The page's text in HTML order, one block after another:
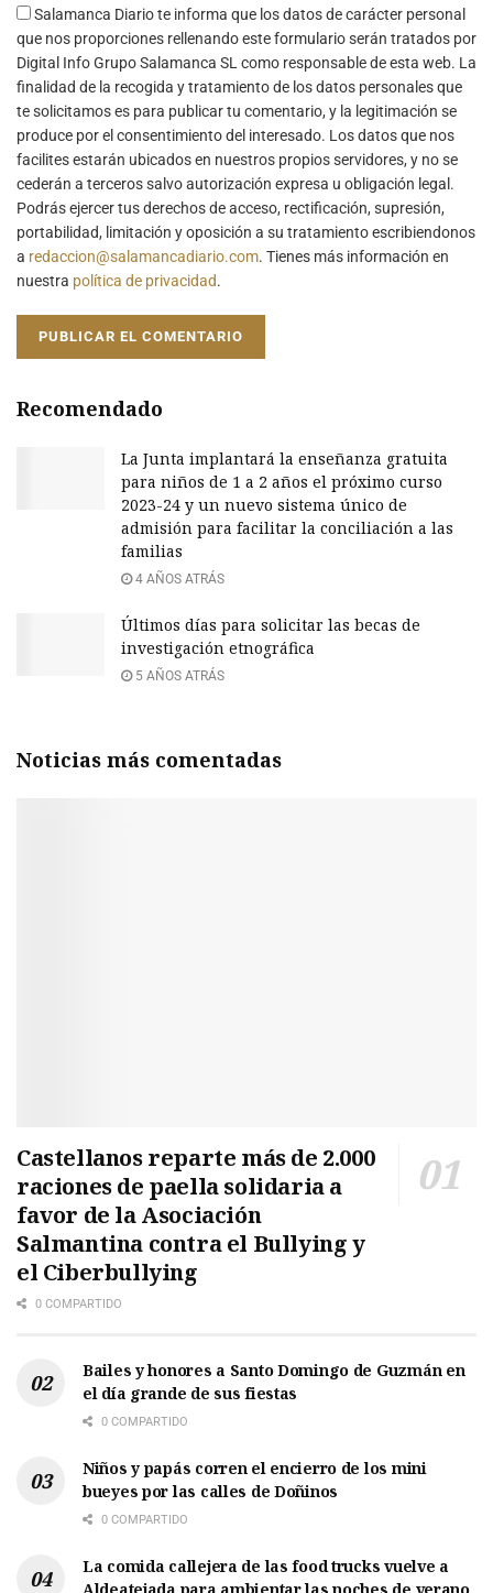
Salamanca Diario te informa que los datos de carácter personal
que nos proporciones rellenando este formulario serán tratados por
Digital Info Grupo Salamanca SL como responsable de esta web. La
finalidad de la recogida y tratamiento de los datos personales que
te solicitamos es para publicar tu comentario, y la legitimación se
produce por el consentimiento del interesado. Los datos que nos
facilites estarán ubicados en nuestros propios servidores, y no se
cederán a terceros salvo autorización expresa u obligación legal.
Podrás ejercer tus derechos de acceso, rectificación, supresión,
portabilidad, limitación y oposición a su tratamiento escribiendonos
a redaccion@salamancadiario.com. Tienes más información en
nuestra política de privacidad.
Recomendado
La Junta implantará la enseñanza gratuita
para niños de 1 a 2 años el próximo curso
2023-24 y un nuevo sistema único de
admisión para facilitar la conciliación a las
familias
4 AÑOS ATRÁS
Últimos días para solicitar las becas de
investigación etnográfica
5 AÑOS ATRÁS
Noticias más comentadas
Castellanos reparte más de 2.000
raciones de paella solidaria a
favor de la Asociación
Salmantina contra el Bullying y
el Ciberbullying
0 COMPARTIDO
Bailes y honores a Santo Domingo de Guzmán en
el día grande de sus fiestas
0 COMPARTIDO
Niños y papás corren el encierro de los mini
bueyes por las calles de Doñinos
0 COMPARTIDO
La comida callejera de las food trucks vuelve a
Aldeatejada para ambientar las noches de verano